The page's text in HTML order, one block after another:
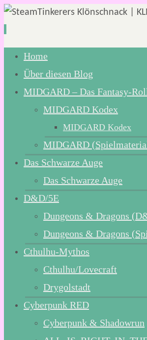
Zum
Inhalt
springen
Home
Über diesen Blog
MIDGARD – Das Fantasy-
MIDGARD Kodex
MIDGARD Kodex
MIDGARD
Das Schwarze Auge
Das Schwarze Auge
D&D/5E
Dungeons & Dragons
Dungeons & Dragons
Cthulhu-Mythos
Cthulhu/Lovecraft
Drygolstadt
Cyberpunk RED
Cyberpunk & Shadowrun